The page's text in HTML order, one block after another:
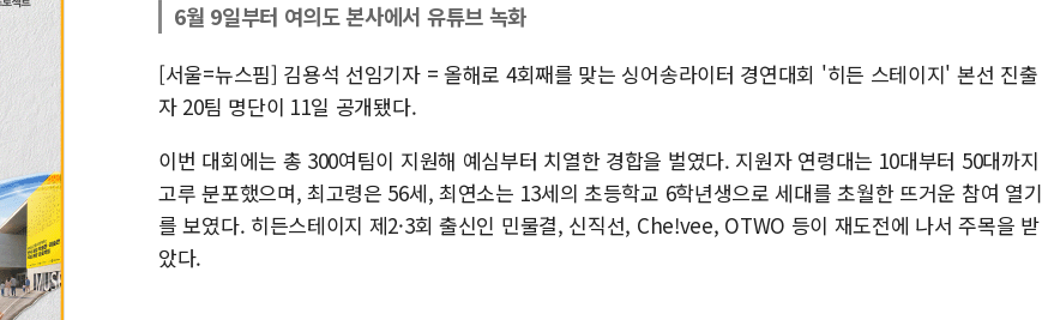
6월 9일부터 여의도 본사에서 유튜브 녹화
[서울=뉴스핌] 김용석 선임기자 = 올해로 4회째를 맞는 싱어송라이터 경연대회 '히든 스테이지' 본선 진출
자 20팀 명단이 11일 공개됐다.
이번 대회에는 총 300여팀이 지원해 예심부터 치열한 경합을 벌였다. 지원자 연령대는 10대부터 50대까지
고루 분포했으며, 최고령은 56세, 최연소는 13세의 초등학교 6학년생으로 세대를 초월한 뜨거운 참여 열기
를 보였다. 히든스테이지 제2·3회 출신인 민물결, 신직선, Che!vee, OTWO 등이 재도전에 나서 주목을 받
았다.